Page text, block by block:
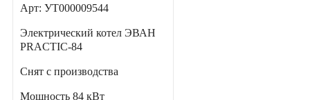
Арт: УТ000009544
Электрический котел ЭВАН
PRACTIC-84
Снят с производства
Мощность 84 кВт